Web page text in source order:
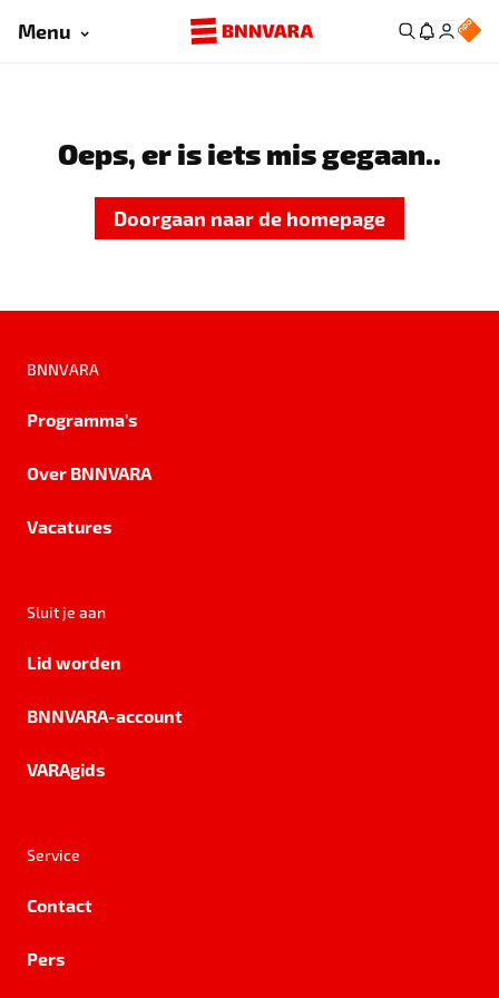
Menu
Oeps, er is iets mis gegaan..
Doorgaan naar de homepage
BNNVARA
Programma's
Over BNNVARA
Vacatures
Sluit je aan
Lid worden
BNNVARA-account
VARAgids
Service
Contact
Pers